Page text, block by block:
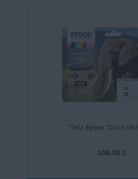
Tinta Epson T2428
106,00 €